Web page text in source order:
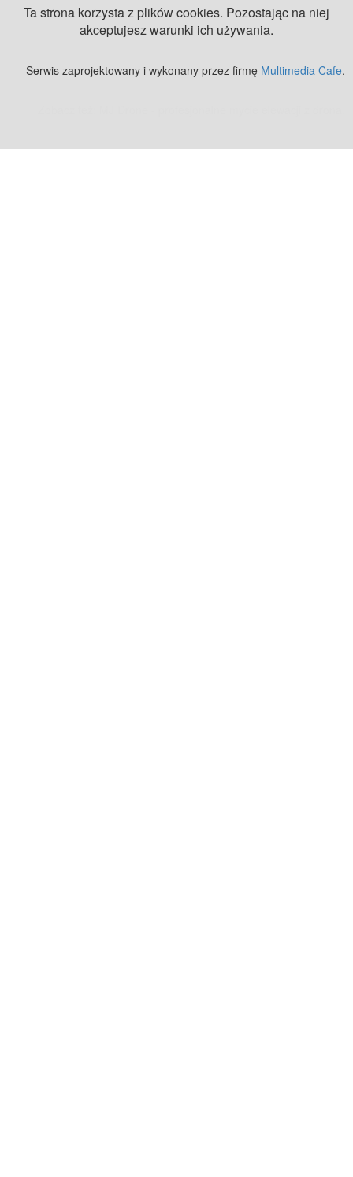
Ta strona korzysta z plików cookies. Pozostając na niej
akceptujesz warunki ich używania.
Serwis zaprojektowany i wykonany przez firmę Multimedia Cafe.